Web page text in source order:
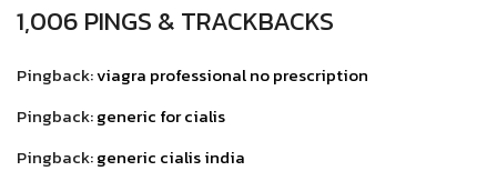
1,006 PINGS & TRACKBACKS
Pingback:viagra professional no prescription
Pingback:generic for cialis
Pingback:generic cialis india